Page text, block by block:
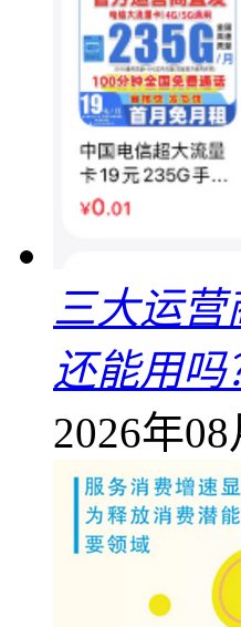
三大运营
还能用吗
2026年